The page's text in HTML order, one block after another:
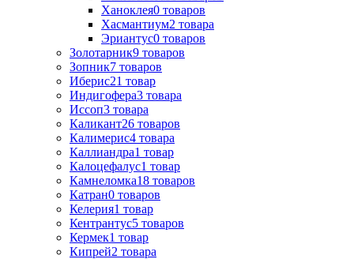
Ханоклея0 товаров
Хасмантиум2 товара
Эриантус0 товаров
Золотарник9 товаров
Зопник7 товаров
Иберис21 товар
Индигофера3 товара
Иссоп3 товара
Каликант26 товаров
Калимерис4 товара
Каллиандра1 товар
Калоцефалус1 товар
Камнеломка18 товаров
Катран0 товаров
Келерия1 товар
Кентрантус5 товаров
Кермек1 товар
Кипрей2 товара